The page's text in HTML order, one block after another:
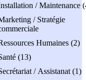
/ Maintenance
/ Stratégie
Humaines (2)
(13)
/ Assistanat (1)